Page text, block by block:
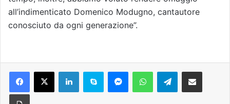
all’indimenticato Domenico Modugno, cantautore
conosciuto da ogni generazione”.
Telegram